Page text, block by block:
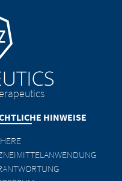
HINWEISE